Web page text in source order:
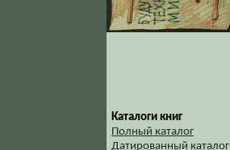
Каталоги книг
Полный каталог
Датированный каталог